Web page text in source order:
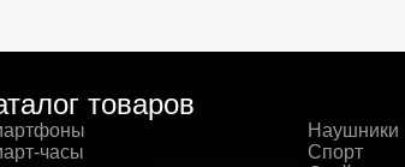
товаров
часы
Наушники
Спорт